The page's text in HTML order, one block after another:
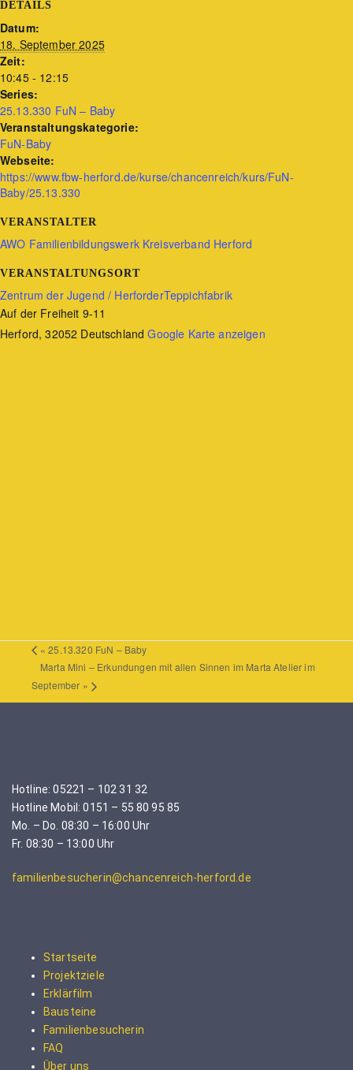
DETAILS
Datum:
18. September 2025
Zeit:
10:45 - 12:15
Series:
25.13.330 FuN – Baby
Veranstaltungskategorie:
FuN-Baby
Webseite:
https://www.fbw-herford.de/kurse/chancenreich/kurs/FuN-
Baby/25.13.330
VERANSTALTER
AWO Familienbildungswerk Kreisverband Herford
VERANSTALTUNGSORT
Zentrum der Jugend / HerforderTeppichfabrik
Auf der Freiheit 9-11
Herford, 32052 Deutschland Google Karte anzeigen
« 25.13.320 FuN – Baby
Marta Mini – Erkundungen mit allen Sinnen im Marta Atelier im
September »
Hotline: 05221 – 102 31 32
Hotline Mobil: 0151 – 55 80 95 85
Mo. – Do. 08:30 – 16:00 Uhr
Fr. 08:30 – 13:00 Uhr
familienbesucherin@chancenreich-herford.de
Startseite
Projektziele
Erklärfilm
Bausteine
Familienbesucherin
FAQ
Über uns